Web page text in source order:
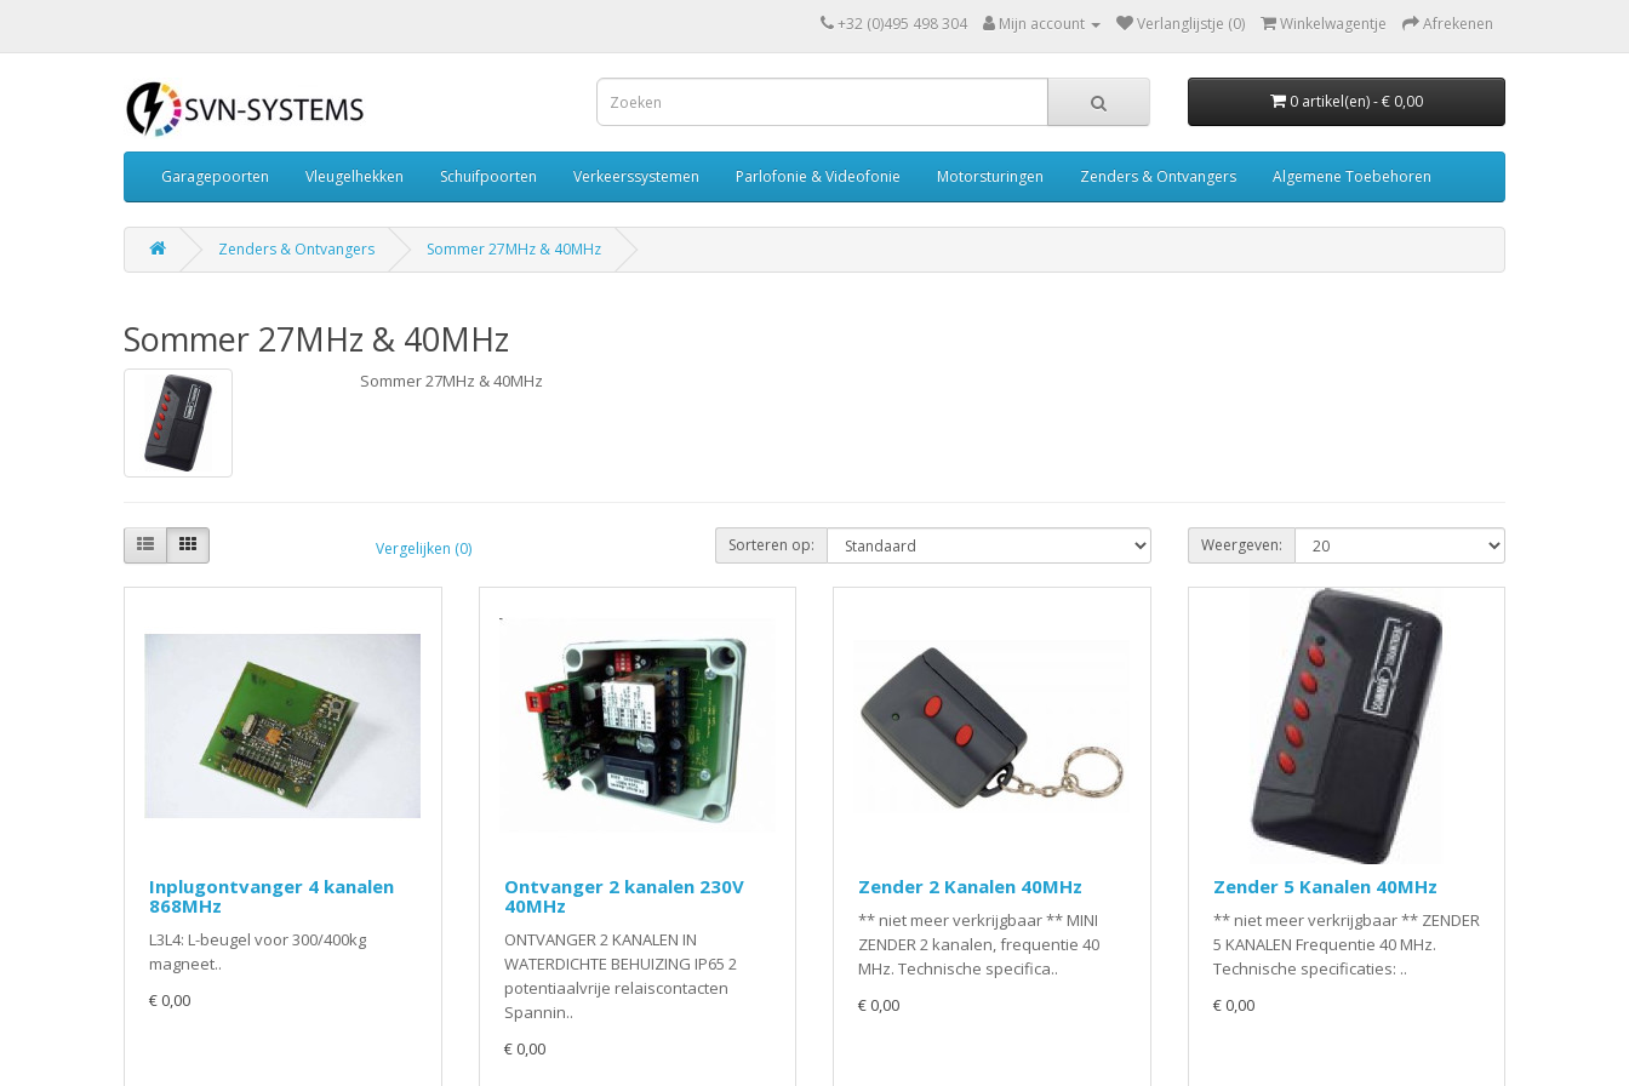
+32 (0)495 498 304 Mijn account Verlanglijstje (0) Winkelwagentje Afrekenen
0 artikel(en) - € 0,00
Garagepoorten Vleugelhekken Schuifpoorten Verkeerssystemen Parlofonie & Videofonie Motorsturingen Zenders & Ontvangers Algemene Toebehoren
Zenders & Ontvangers Sommer 27MHz & 40MHz
Sommer 27MHz & 40MHz
Sommer 27MHz & 40MHz
Vergelijken (0) Sorteren op: Weergeven:
Inplugontvanger 4 kanalen
868MHz
L3L4: L-beugel voor 300/400kg
magneet..
€ 0,00
Ontvanger 2 kanalen 230V
40MHz
ONTVANGER 2 KANALEN IN
WATERDICHTE BEHUIZING IP65 2
potentiaalvrije relaiscontacten
Spannin..
€ 0,00
Zender 2 Kanalen 40MHz
** niet meer verkrijgbaar ** MINI
ZENDER 2 kanalen, frequentie 40
MHz. Technische specifica..
€ 0,00
Zender 5 Kanalen 40MHz
** niet meer verkrijgbaar ** ZENDER
5 KANALEN Frequentie 40 MHz.
Technische specificaties: ..
€ 0,00